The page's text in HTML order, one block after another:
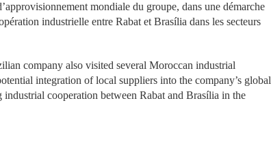
mondiale du groupe, dans une démarche
industrielle entre Rabat et Brasília dans les secteurs
company also visited several Moroccan industrial
integration of local suppliers into the company’s global
cooperation between Rabat and Brasília in the